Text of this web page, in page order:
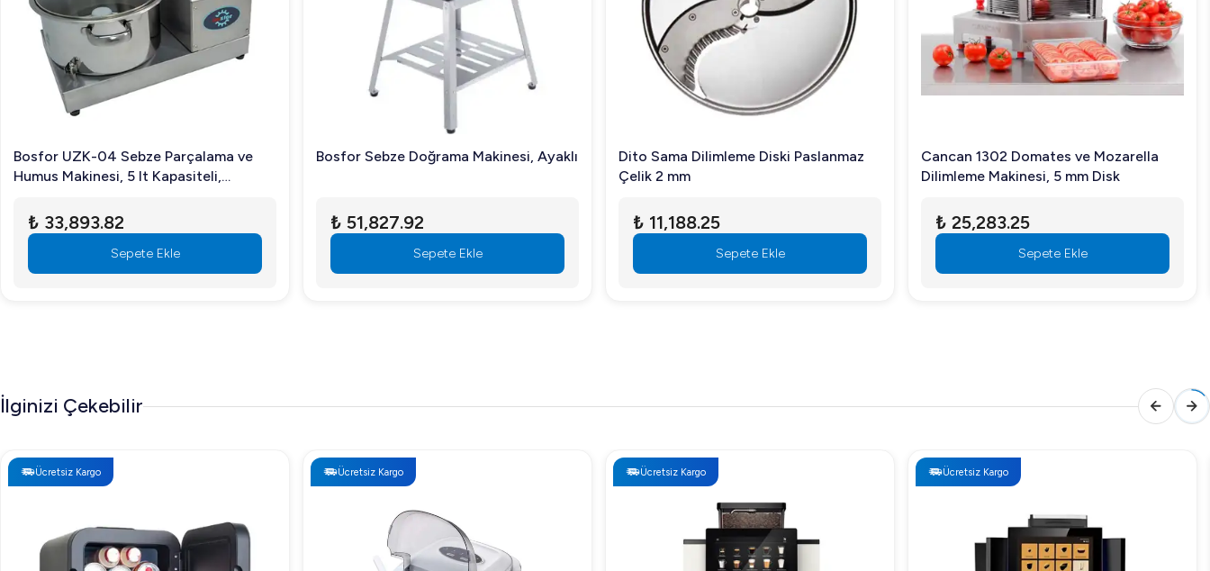
Bosfor UZK-04 Sebze Parçalama ve
Humus Makinesi, 5 lt Kapasiteli,
₺ 33,893.82
Sepete Ekle
Bosfor Sebze Doğrama Makinesi, Ayaklı
₺ 51,827.92
Sepete Ekle
Dito Sama Dilimleme Diski Paslanmaz
Çelik 2 mm
₺ 11,188.25
Sepete Ekle
Cancan 1302 Domates ve Mozarella
Dilimleme Makinesi, 5 mm Disk
₺ 25,283.25
Sepete Ekle
İlginizi Çekebilir
Ücretsiz Kargo Ücretsiz Kargo Ücretsiz Kargo Ücretsiz Kargo